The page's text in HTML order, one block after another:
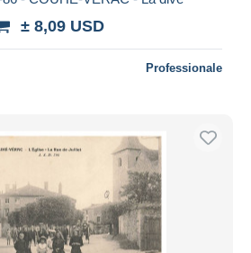
± 8,09 USD
Professionale